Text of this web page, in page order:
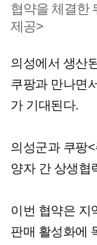
협약을 체결한
제공>
의성에서 생산
쿠팡과 만나면
가 기대된다.
의성군과 쿠팡
양자 간 상생협
이번 협약은 지
판매 활성화에